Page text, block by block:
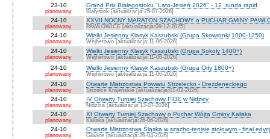
23-10
planowany
Grand Prix Białegostoku "Lato-Jesień 2026" - 12. runda rapid
Białystok [aktualizacja:25-07-2026]
24-10
planowany
XXVII NOCNY MARATON SZACHOWY o PUCHAR GMINY
PAWŁOWICE [aktualizacja:09-12-2025]
24-10
planowany
Wielki Jesienny Klasyk Kaszubski (Grupa Skowronki 1000-1250)
Wejherowo [aktualizacja:11-06-2026]
24-10
planowany
Wielki Jesienny Klasyk Kaszubski (Grupa Sokoły 1400+)
Wejherowo [aktualizacja:11-06-2026]
24-10
planowany
Wielki Jesienny Klasyk Kaszubski (Grupa Orły 1800+)
Wejherowo [aktualizacja:11-06-2026]
24-10
planowany
Otwarte Mistrzostwa Powiatu Strzelecko - Drezdeneckiego
Strzelce Krajeńskie [aktualizacja:01-02-2026]
24-10
planowany
IV Otwarty Turniej Szachowy FIDE w Nidzicy
Nidzica [aktualizacja:13-07-2026]
24-10
planowany
XI Otwarty Turniej Szachowy o Puchar Wójta Gminy Kaliska
Kaliska [aktualizacja:26-06-2026]
24-10
planowany
Otwarte Mistrzostwa Śląska w szacho-tenisie stołowym - finał
Gliwice [aktualizacja:26-04-2026]